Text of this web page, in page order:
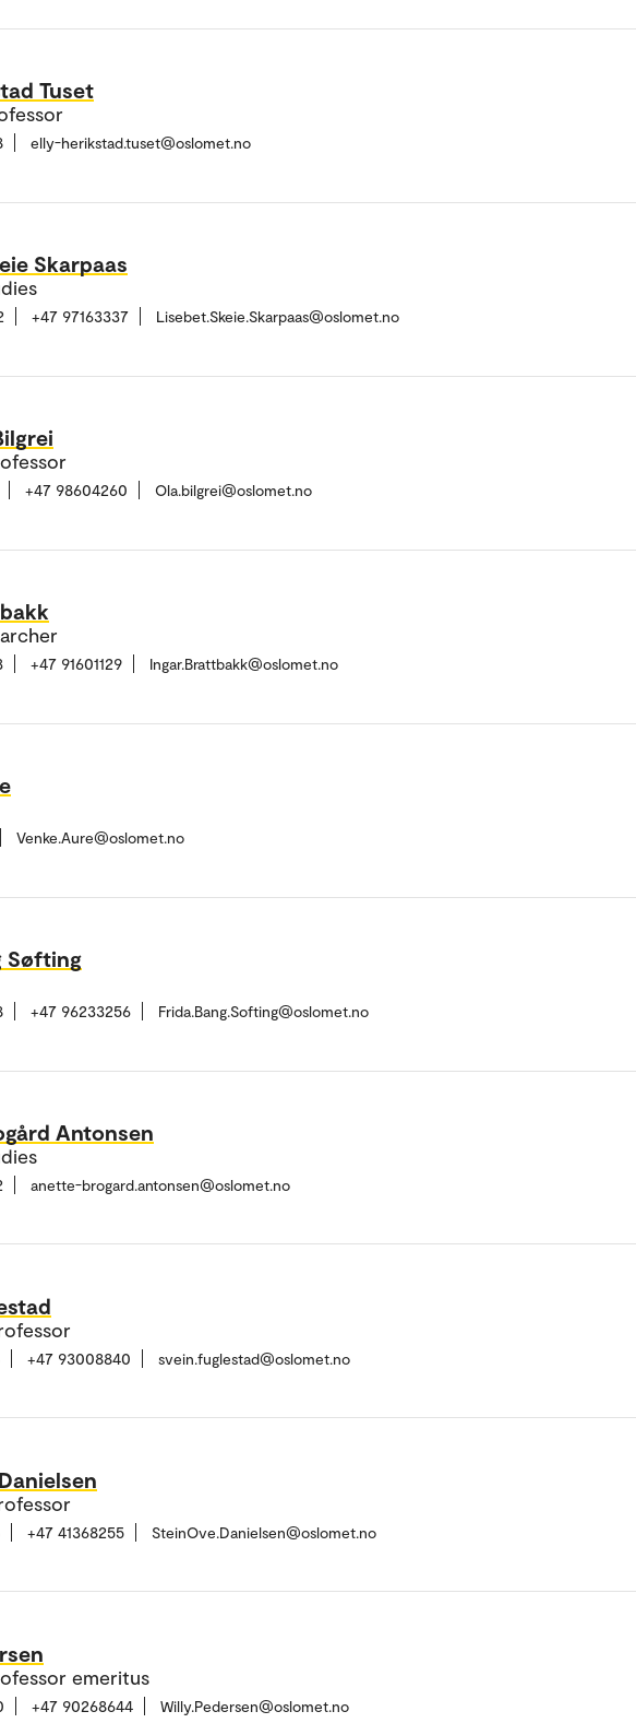
Tuset
elly-herikstad.tuset@oslomet.no
Skarpaas
+47 97163337 Lisebet.Skeie.Skarpaas@oslomet.no
+47 98604260 Ola.bilgrei@oslomet.no
+47 91601129 Ingar.Brattbakk@oslomet.no
Venke.Aure@oslomet.no
Søfting
+47 96233256 Frida.Bang.Softing@oslomet.no
Antonsen
anette-brogard.antonsen@oslomet.no
+47 93008840 svein.fuglestad@oslomet.no
+47 41368255 SteinOve.Danielsen@oslomet.no
emeritus
+47 90268644 Willy.Pedersen@oslomet.no